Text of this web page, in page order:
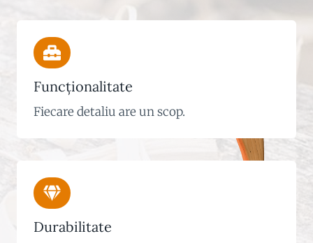
Funcționalitate
Fiecare detaliu are un scop.
Durabilitate